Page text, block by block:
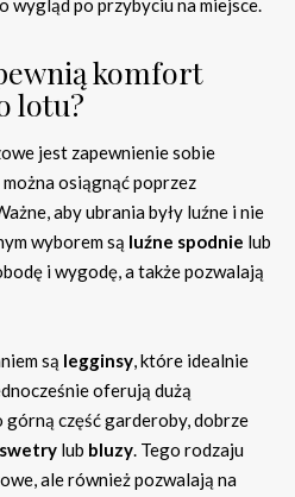
wygląd po przybyciu na miejsce.
komfort
lotu?
jest zapewnienie sobie
osiągnąć poprzez
aby ubrania były luźne i nie
wyborem są luźne spodnie lub
i wygodę, a także pozwalają
są legginsy, które idealnie
oferują dużą
część garderoby, dobrze
lub bluzy. Tego rodzaju
ale również pozwalają na